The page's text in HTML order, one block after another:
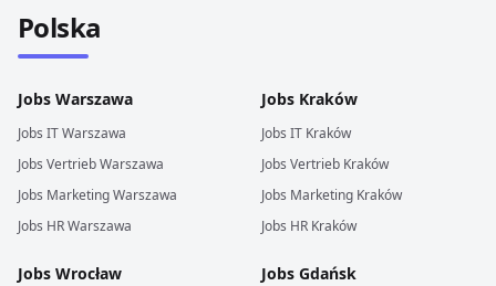
Polska
Jobs Warszawa
Jobs ITWarszawa
Jobs VertriebWarszawa
Jobs MarketingWarszawa
Jobs HRWarszawa
Jobs Kraków
Jobs IT Kraków
Jobs Vertrieb Kraków
Jobs Marketing Kraków
Jobs HR Kraków
Jobs Wrocław Jobs Gdańsk